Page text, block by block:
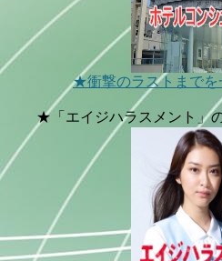
★衝撃のラストまでを
★「エイジハラスメント」